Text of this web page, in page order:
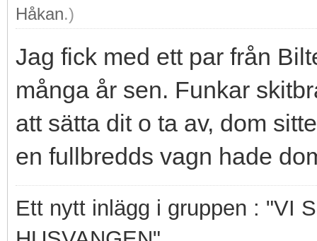
Håkan.)
Jag fick med ett par från
många år sen. Funkar
att sätta dit o ta av, dom
en fullbredds vagn hade
Ett nytt inlägg i gruppen : "VI